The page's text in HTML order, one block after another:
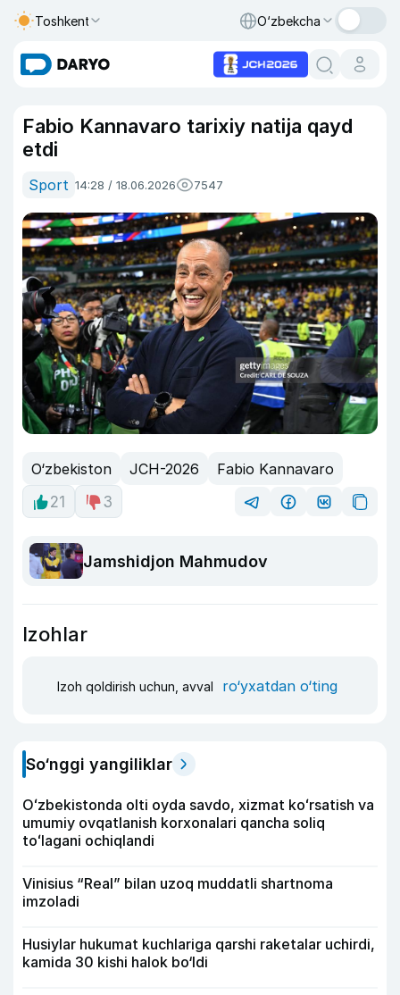
Toshkent O‘zbekcha
Fabio Kannavaro tarixiy natija qayd
etdi
Sport 14:28 / 18.06.2026 7547
O‘zbekiston JCH-2026
Fabio Kannavaro
21
3
Jamshidjon Mahmudov
Izohlar
Izoh qoldirish uchun, avval ro‘yxatdan o‘ting
So‘nggi yangiliklar
Oʻzbekistonda olti oyda savdo, xizmat koʻrsatish va
umumiy ovqatlanish korxonalari qancha soliq
toʻlagani ochiqlandi
Vinisius “Real” bilan uzoq muddatli shartnoma
imzoladi
Husiylar hukumat kuchlariga qarshi raketalar uchirdi,
kamida 30 kishi halok bo‘ldi